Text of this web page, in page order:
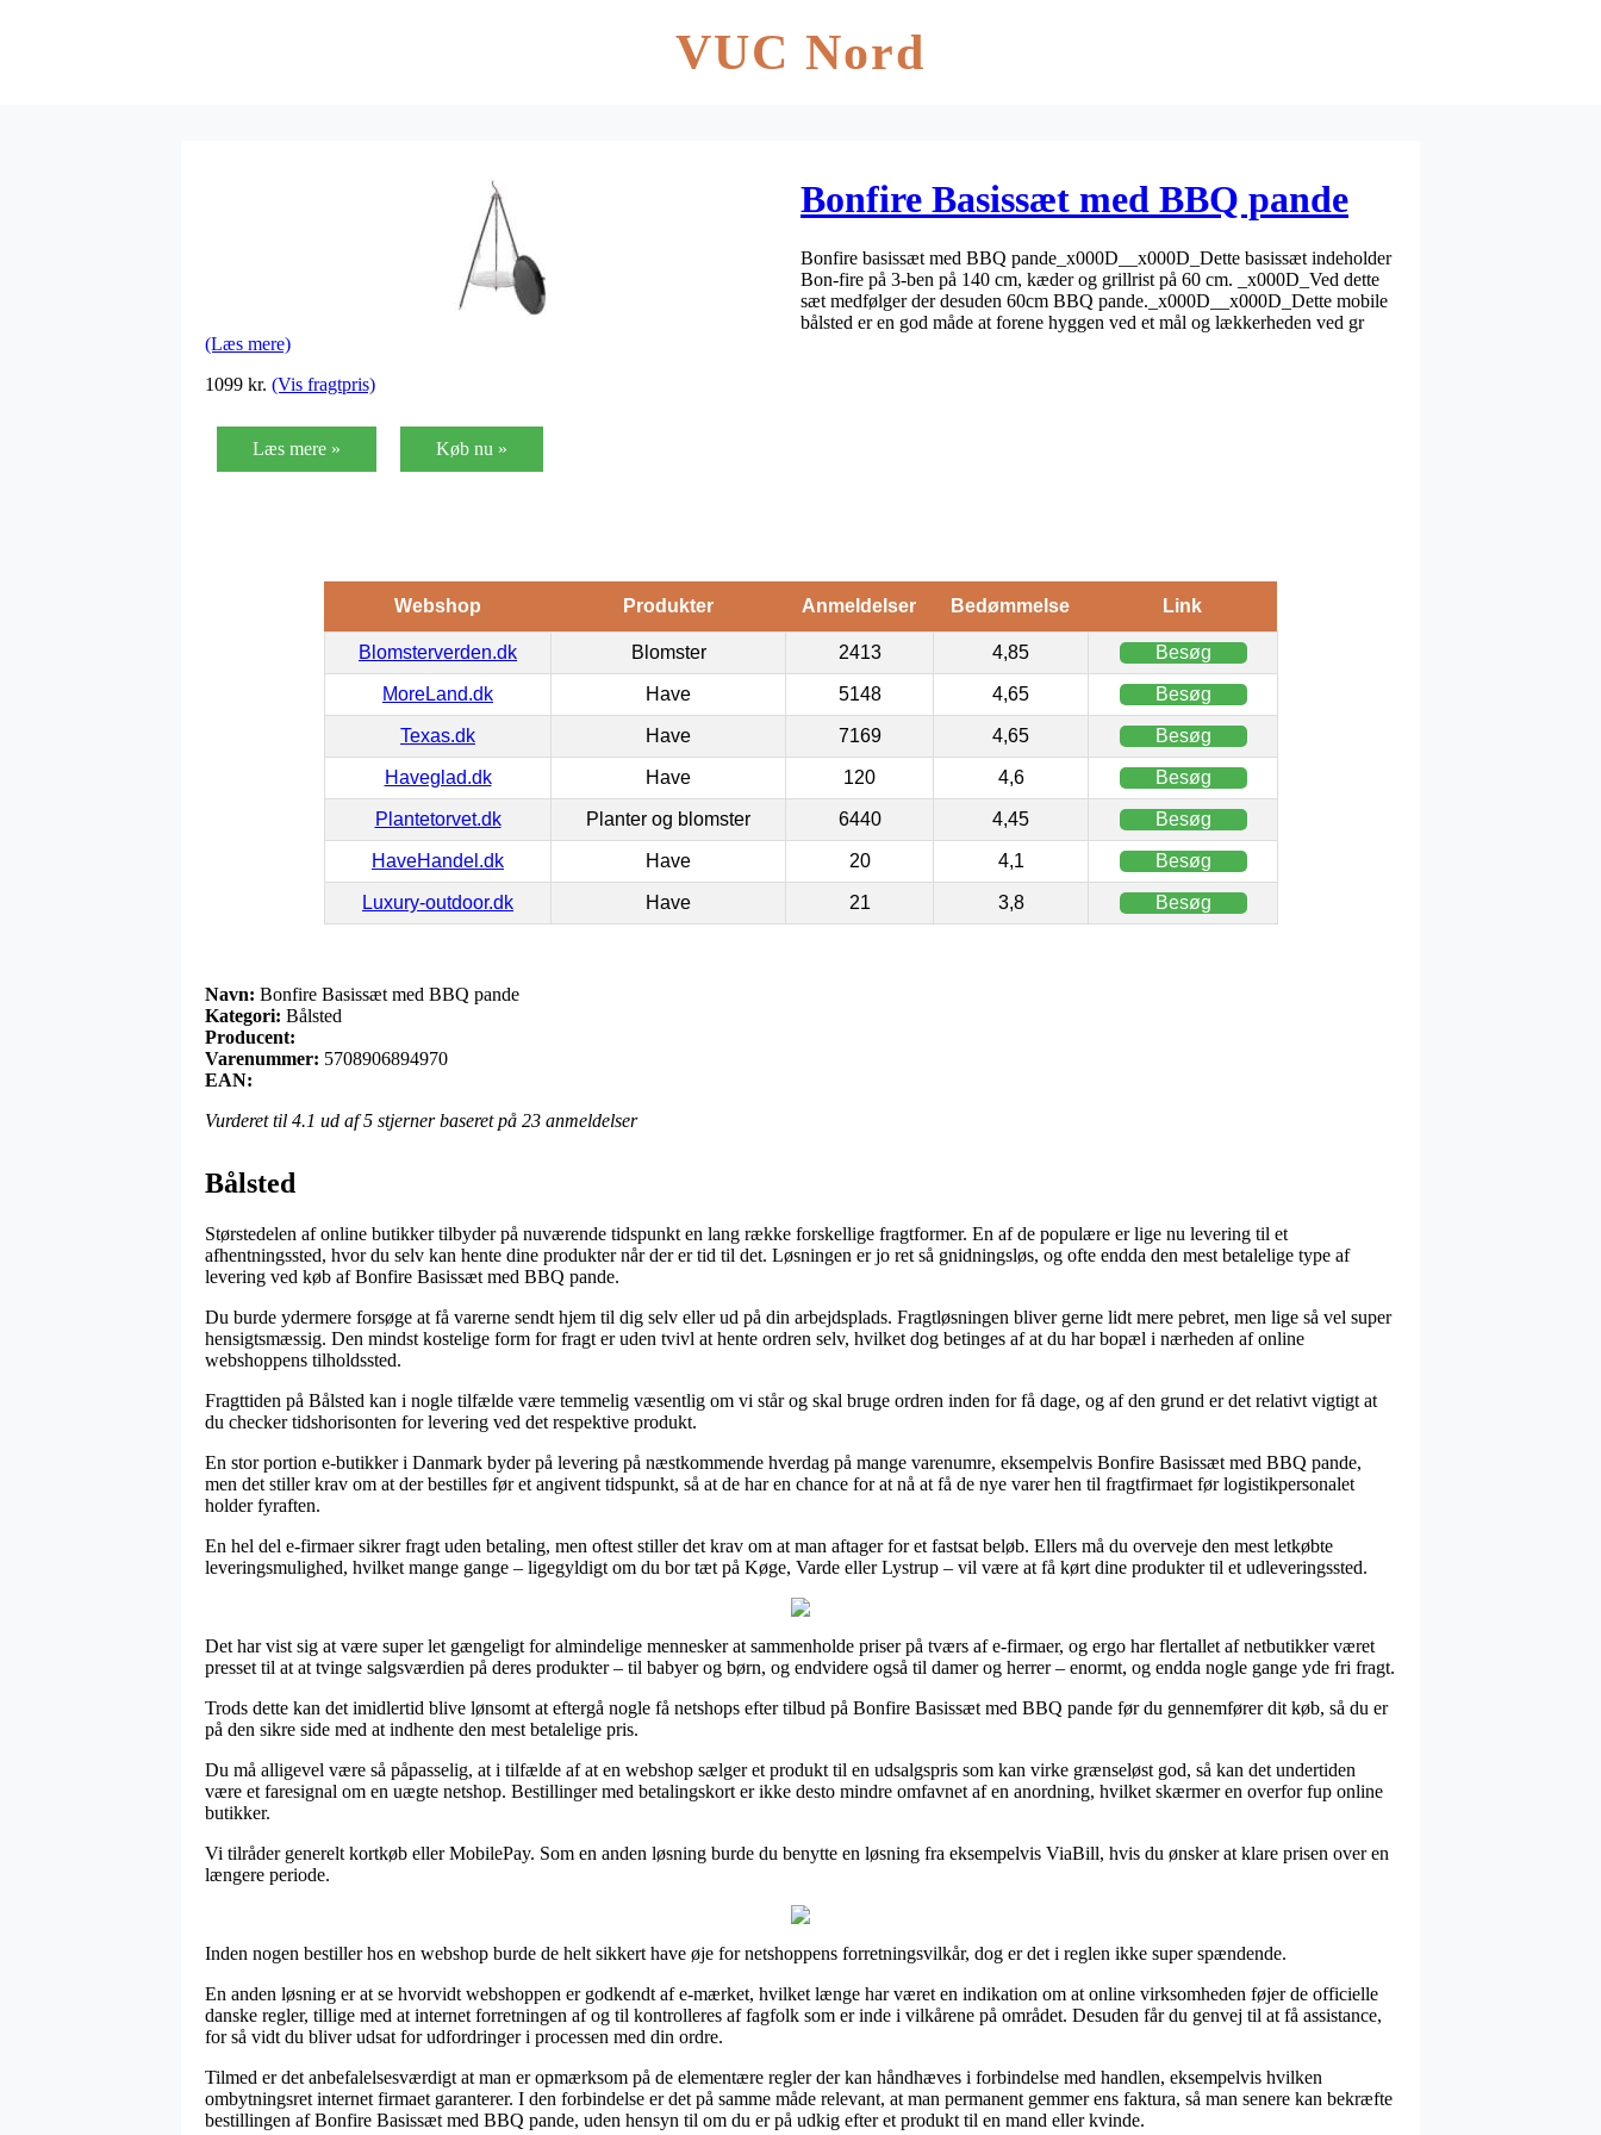
VUC Nord
Bonfire Basissæt med BBQ pande
Bonfire basissæt med BBQ pande_x000D__x000D_Dette basissæt indeholder
Bon-fire på 3-ben på 140 cm, kæder og grillrist på 60 cm. _x000D_Ved dette
sæt medfølger der desuden 60cm BBQ pande._x000D__x000D_Dette mobile
bålsted er en god måde at forene hyggen ved et mål og lækkerheden ved gr
(Læs mere)
1099 kr. (Vis fragtpris)
Læs mere » Køb nu »
Webshop Produkter Anmeldelser Bedømmelse Link
Blomsterverden.dk Blomster 2413 4,85 Besøg
MoreLand.dk Have 5148 4,65 Besøg
Texas.dk Have 7169 4,65 Besøg
Haveglad.dk Have 120 4,6 Besøg
Plantetorvet.dk Planter og blomster 6440 4,45 Besøg
HaveHandel.dk Have 20 4,1 Besøg
Luxury-outdoor.dk Have 21 3,8 Besøg
Navn: Bonfire Basissæt med BBQ pande
Kategori: Bålsted
Producent:
Varenummer: 5708906894970
EAN:
Vurderet til 4.1 ud af 5 stjerner baseret på 23 anmeldelser
Bålsted
Størstedelen af online butikker tilbyder på nuværende tidspunkt en lang række forskellige fragtformer. En af de populære er lige nu levering til et
afhentningssted, hvor du selv kan hente dine produkter når der er tid til det. Løsningen er jo ret så gnidningsløs, og ofte endda den mest betalelige type af
levering ved køb af Bonfire Basissæt med BBQ pande.
Du burde ydermere forsøge at få varerne sendt hjem til dig selv eller ud på din arbejdsplads. Fragtløsningen bliver gerne lidt mere pebret, men lige så vel super
hensigtsmæssig. Den mindst kostelige form for fragt er uden tvivl at hente ordren selv, hvilket dog betinges af at du har bopæl i nærheden af online
webshoppens tilholdssted.
Fragttiden på Bålsted kan i nogle tilfælde være temmelig væsentlig om vi står og skal bruge ordren inden for få dage, og af den grund er det relativt vigtigt at
du checker tidshorisonten for levering ved det respektive produkt.
En stor portion e-butikker i Danmark byder på levering på næstkommende hverdag på mange varenumre, eksempelvis Bonfire Basissæt med BBQ pande,
men det stiller krav om at der bestilles før et angivent tidspunkt, så at de har en chance for at nå at få de nye varer hen til fragtfirmaet før logistikpersonalet
holder fyraften.
En hel del e-firmaer sikrer fragt uden betaling, men oftest stiller det krav om at man aftager for et fastsat beløb. Ellers må du overveje den mest letkøbte
leveringsmulighed, hvilket mange gange – ligegyldigt om du bor tæt på Køge, Varde eller Lystrup – vil være at få kørt dine produkter til et udleveringssted.
Det har vist sig at være super let gængeligt for almindelige mennesker at sammenholde priser på tværs af e-firmaer, og ergo har flertallet af netbutikker været
presset til at at tvinge salgsværdien på deres produkter – til babyer og børn, og endvidere også til damer og herrer – enormt, og endda nogle gange yde fri fragt.
Trods dette kan det imidlertid blive lønsomt at eftergå nogle få netshops efter tilbud på Bonfire Basissæt med BBQ pande før du gennemfører dit køb, så du er
på den sikre side med at indhente den mest betalelige pris.
Du må alligevel være så påpasselig, at i tilfælde af at en webshop sælger et produkt til en udsalgspris som kan virke grænseløst god, så kan det undertiden
være et faresignal om en uægte netshop. Bestillinger med betalingskort er ikke desto mindre omfavnet af en anordning, hvilket skærmer en overfor fup online
butikker.
Vi tilråder generelt kortkøb eller MobilePay. Som en anden løsning burde du benytte en løsning fra eksempelvis ViaBill, hvis du ønsker at klare prisen over en
længere periode.
Inden nogen bestiller hos en webshop burde de helt sikkert have øje for netshoppens forretningsvilkår, dog er det i reglen ikke super spændende.
En anden løsning er at se hvorvidt webshoppen er godkendt af e-mærket, hvilket længe har været en indikation om at online virksomheden føjer de officielle
danske regler, tillige med at internet forretningen af og til kontrolleres af fagfolk som er inde i vilkårene på området. Desuden får du genvej til at få assistance,
for så vidt du bliver udsat for udfordringer i processen med din ordre.
Tilmed er det anbefalelsesværdigt at man er opmærksom på de elementære regler der kan håndhæves i forbindelse med handlen, eksempelvis hvilken
ombytningsret internet firmaet garanterer. I den forbindelse er det på samme måde relevant, at man permanent gemmer ens faktura, så man senere kan bekræfte
bestillingen af Bonfire Basissæt med BBQ pande, uden hensyn til om du er på udkig efter et produkt til en mand eller kvinde.